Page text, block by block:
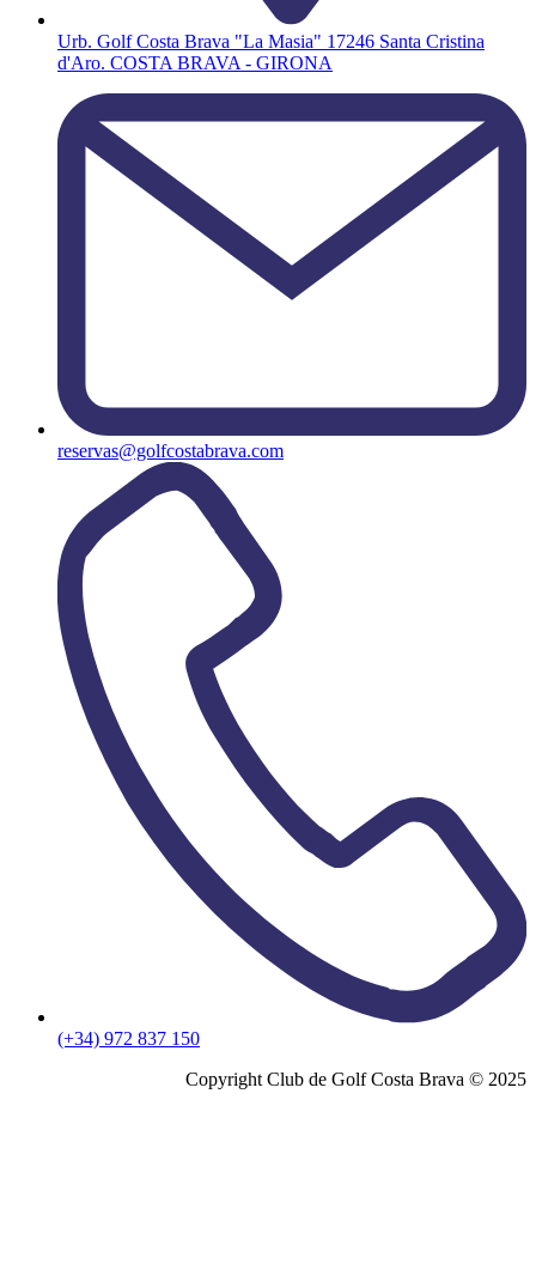
Urb. Golf Costa Brava "La Masia" 17246 Santa Cristina
d'Aro. COSTA BRAVA - GIRONA
reservas@golfcostabrava.com
(+34) 972 837 150
Copyright Club de Golf Costa Brava © 2025